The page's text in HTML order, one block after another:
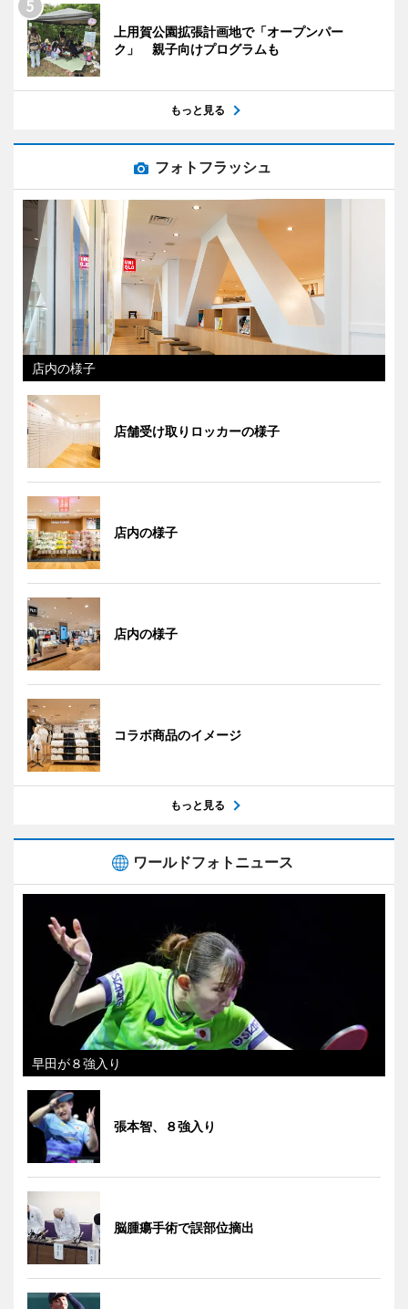
上用賀公園拡張計画地で「オープンパー
ク」 親子向けプログラムも
もっと見る
フォトフラッシュ
店内の様子
店舗受け取りロッカーの様子
店内の様子
店内の様子
コラボ商品のイメージ
もっと見る
ワールドフォトニュース
早田が８強入り
張本智、８強入り
脳腫瘍手術で誤部位摘出